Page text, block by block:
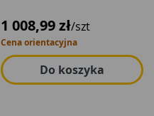
1 008,99 zł/szt
Cena orientacyjna
Do koszyka